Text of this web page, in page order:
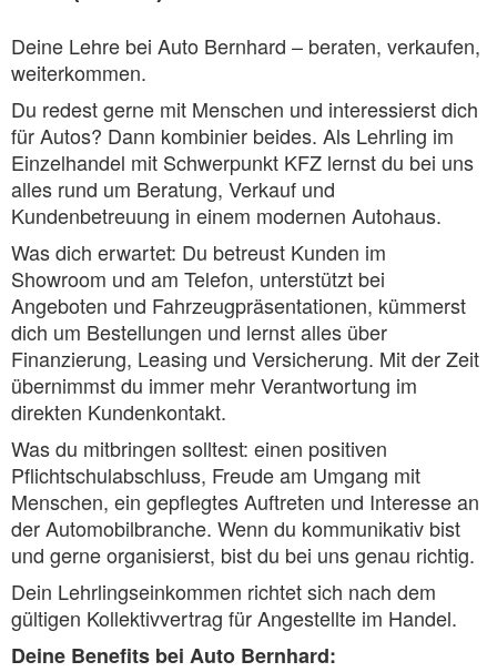
Deine Lehre bei Auto Bernhard – beraten, verkaufen,
weiterkommen.
Du redest gerne mit Menschen und interessierst dich
für Autos? Dann kombinier beides. Als Lehrling im
Einzelhandel mit Schwerpunkt KFZ lernst du bei uns
alles rund um Beratung, Verkauf und
Kundenbetreuung in einem modernen Autohaus.
Was dich erwartet: Du betreust Kunden im
Showroom und am Telefon, unterstützt bei
Angeboten und Fahrzeugpräsentationen, kümmerst
dich um Bestellungen und lernst alles über
Finanzierung, Leasing und Versicherung. Mit der Zeit
übernimmst du immer mehr Verantwortung im
direkten Kundenkontakt.
Was du mitbringen solltest: einen positiven
Pflichtschulabschluss, Freude am Umgang mit
Menschen, ein gepflegtes Auftreten und Interesse an
der Automobilbranche. Wenn du kommunikativ bist
und gerne organisierst, bist du bei uns genau richtig.
Dein Lehrlingseinkommen richtet sich nach dem
gültigen Kollektivvertrag für Angestellte im Handel.
Deine Benefits bei Auto Bernhard: